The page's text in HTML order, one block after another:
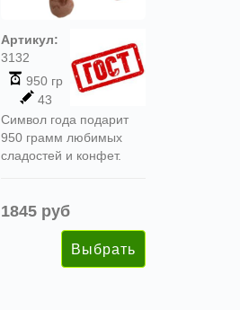
Артикул:
3132
950 гр
43
Символ года подарит
950 грамм любимых
сладостей и конфет.
1845 руб